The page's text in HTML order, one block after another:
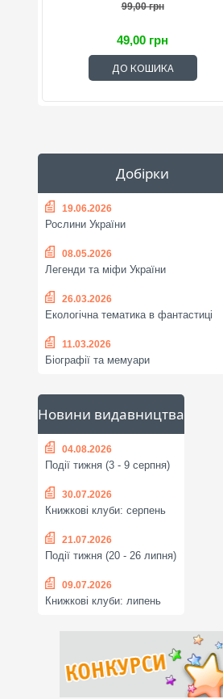
99,00 грн
49,00 грн
ДО КОШИКА
Добірки
19.06.2026
Рослини України
08.05.2026
Легенди та міфи України
26.03.2026
Екологічна тематика в фантастиці
11.03.2026
Біографії та мемуари
Новини видавництва
04.08.2026
Події тижня (3 - 9 серпня)
30.07.2026
Книжкові клуби: серпень
21.07.2026
Події тижня (20 - 26 липня)
09.07.2026
Книжкові клуби: липень